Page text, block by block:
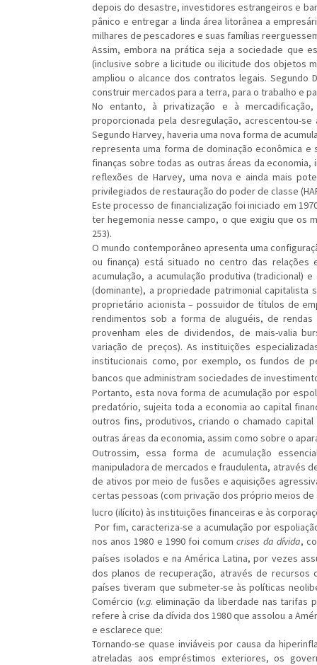
depois do desastre, investidores estrangeiros e
pânico e entregar a linda área litorânea a
milhares de pescadores e suas famílias
Assim, embora na prática seja a sociedade que
(inclusive sobre a licitude ou ilicitude dos objetos
ampliou o alcance dos contratos legais. Segundo
construir mercados para a terra, para o trabalho e
No entanto, à privatização e à
proporcionada pela desregulação, acrescentou-
Segundo Harvey, haveria uma nova forma de
representa uma forma de dominação econômica
finanças sobre todas as outras áreas da
reflexões de Harvey, uma nova e ainda mais
privilegiados de restauração do poder de classe
Este processo de financialização foi iniciado em
ter hegemonia nesse campo, o que exigiu que os
253).
O mundo contemporâneo apresenta uma
ou finança) está situado no centro das relações
acumulação, a acumulação produtiva
(dominante), a propriedade patrimonial capitalista
proprietário acionista – possuidor de títulos de
rendimentos sob a forma de aluguéis, de
provenham eles de dividendos, de mais-valia
variação de preços). As instituições
institucionais como, por exemplo, os fundos de
bancos que administram sociedades de
Portanto, esta nova forma de acumulação por
predatório, sujeita toda a economia ao capital
outros fins, produtivos, criando o chamado
outras áreas da economia, assim como sobre o
Outrossim, essa forma de acumulação
manipuladora de mercados e fraudulenta, através
de ativos por meio de fusões e aquisições
certas pessoas (com privação dos próprio meios
lucro (ilícito) às instituições financeiras e às
Por fim, caracteriza-se a acumulação por
nos anos 1980 e 1990 foi comumcrises da dívida,
países isolados e na América Latina, por vezes
dos planos de recuperação, através de recursos
países tiveram que submeter-se às políticas
Comércio (v.g. eliminação da liberdade nas tarifas
refere à crise da dívida dos 1980 que assolou a
e esclarece que:
Tornando-se quase inviáveis por causa da
atreladas aos empréstimos exteriores, os